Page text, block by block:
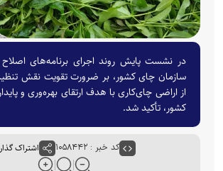
در نشست پایش روند اجرای برنامه‌های اصلاح
سازمان چای کشور، بر ضرورت تقویت نقش
از اراضی چای‌کاری با هدف ارتقای بهره‌وری و
کشور، تأکید شد.
کد خبر : ۱۰۵۸۴۴۲ اشتراک